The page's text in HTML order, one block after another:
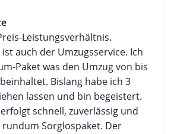
Leistungsverhältnis.
auch der Umzugsservice. Ich
Paket was den Umzug von bis
Bislang habe ich 3
lassen und bin begeistert.
schnell, zuverlässig und
Sorglospaket. Der